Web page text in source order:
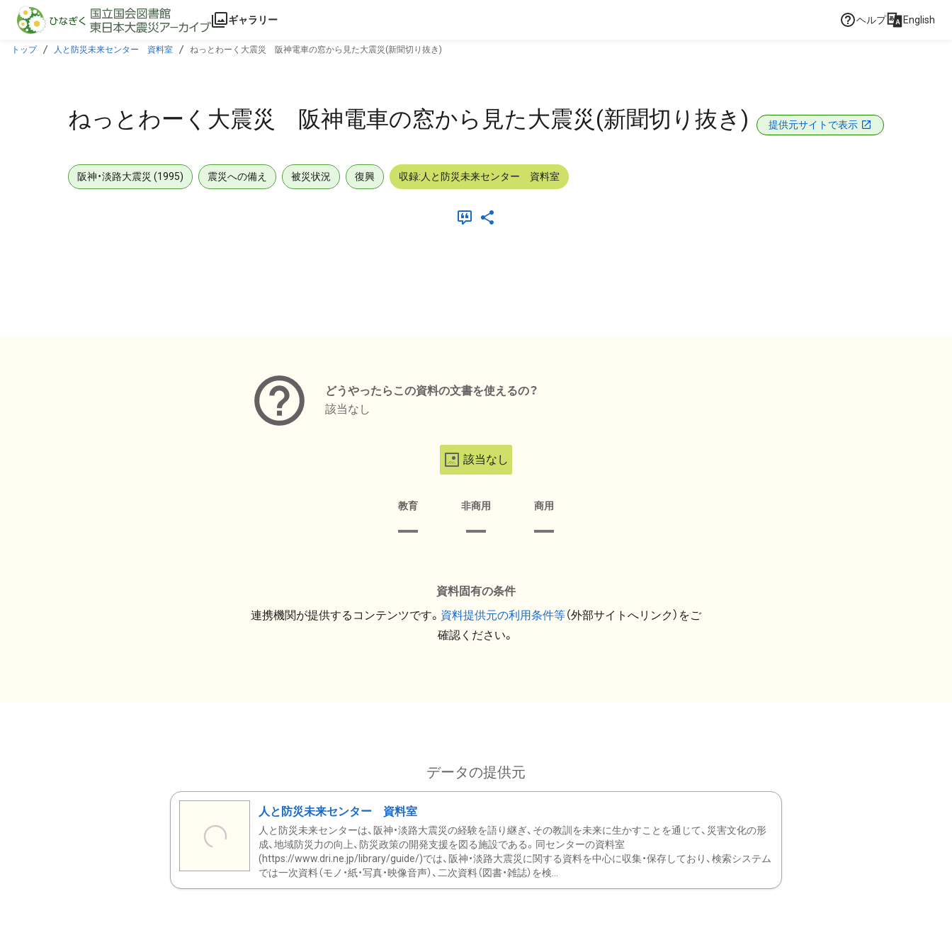
本文に飛ぶ
ギャラリー ヘルプ English
トップ 人と防災未来センター 資料室 ねっとわーく大震災 阪神電車の窓から見た大震災(新聞切り抜き)
ねっとわーく大震災 阪神電車の窓から見た大震災(新聞切り抜き) 提供元サイトで表示
阪神・淡路大震災 (1995) 震災への備え 被災状況 復興 収録:人と防災未来センター 資料室
どうやったらこの資料の文書を使えるの？
該当なし
該当なし
教育 非商用 商用
資料固有の条件
連携機関が提供するコンテンツです。 資料提供元の利用条件等（外部サイトへリンク）をご
確認ください。
データの提供元
人と防災未来センター 資料室
人と防災未来センターは、阪神・淡路大震災の経験を語り継ぎ、その教訓を未来に生かすことを通じて、災害文化の形
成、地域防災力の向上、防災政策の開発支援を図る施設である。同センターの資料室
(https://www.dri.ne.jp/library/guide/)では、阪神・淡路大震災に関する資料を中心に収集・保存しており、検索システム
では一次資料（モノ・紙・写真・映像音声）、二次資料（図書・雑誌）を検...